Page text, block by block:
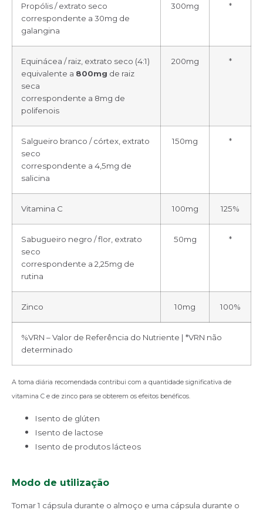
Propólis / extrato seco
correspondente a 30mg de
galangina
300mg *
Equinácea / raiz, extrato seco (4:1)
equivalente a 800mg de raiz
seca
correspondente a 8mg de
polifenois
200mg *
Salgueiro branco / córtex, extrato
seco
correspondente a 4,5mg de
salicina
150mg *
Vitamina C 100mg 125%
Sabugueiro negro / flor, extrato
seco
correspondente a 2,25mg de
rutina
50mg *
Zinco 10mg 100%
%VRN – Valor de Referência do Nutriente | *VRN não
determinado
A toma diária recomendada contribui com a quantidade significativa de
vitamina C e de zinco para se obterem os efeitos benéficos.
Isento de glúten
Isento de lactose
Isento de produtos lácteos
Modo de utilização
Tomar 1 cápsula durante o almoço e uma cápsula durante o